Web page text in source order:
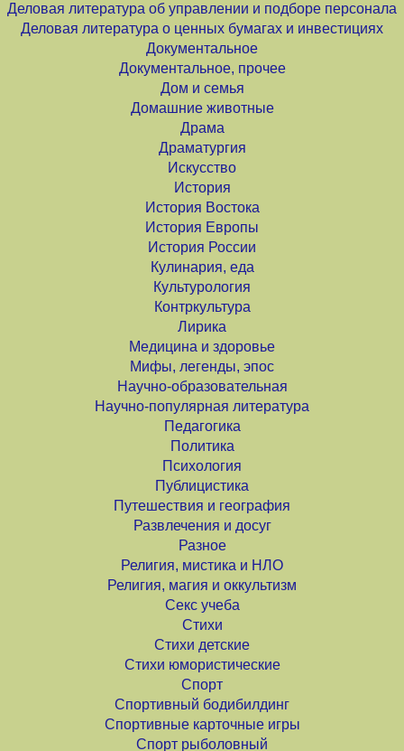
Деловая литература об управлении и подборе персонала
Деловая литература о ценных бумагах и инвестициях
Документальное
Документальное, прочее
Дом и семья
Домашние животные
Драма
Драматургия
Искусство
История
История Востока
История Европы
История России
Кулинария, еда
Культурология
Контркультура
Лирика
Медицина и здоровье
Мифы, легенды, эпос
Научно-образовательная
Научно-популярная литература
Педагогика
Политика
Психология
Публицистика
Путешествия и география
Развлечения и досуг
Разное
Религия, мистика и НЛО
Религия, магия и оккультизм
Секс учеба
Стихи
Стихи детские
Стихи юмористические
Спорт
Спортивный бодибилдинг
Спортивные карточные игры
Спорт рыболовный